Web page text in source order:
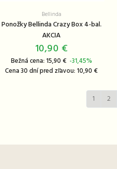
Bellinda
Ponožky Bellinda Crazy Box 4-bal.
AKCIA
10,90 €
Bežná cena: 15,90 € -31,45%
Cena 30 dní pred zľavou: 10,90 €
1 2